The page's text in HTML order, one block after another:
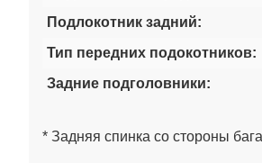
Подлокотник задний:
Тип передних подокотников:
Задние подголовники:
* Задняя спинка со стороны